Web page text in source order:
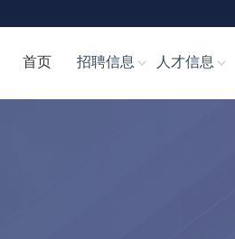
首页 招聘信息 人才信息